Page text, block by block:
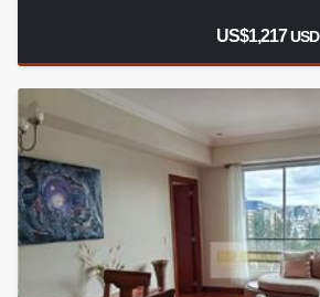
US$1,217USD